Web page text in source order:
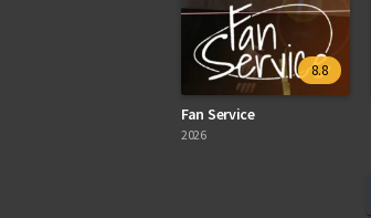
8.8
Fan Service
2026